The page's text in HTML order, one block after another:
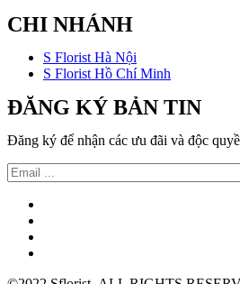
CHI NHÁNH
S Florist Hà Nội
S Florist Hồ Chí Minh
ĐĂNG KÝ BẢN TIN
Đăng ký để nhận các ưu đãi và độc